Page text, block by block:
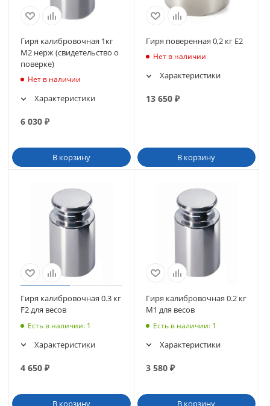
Гиря калибровочная 1кг
М2 нерж (свидетельство о
поверке)
Нет в наличии
Характеристики
6 030 ₽
В корзину
Гиря поверенная 0,2 кг E2
Нет в наличии
Характеристики
13 650₽
В корзину
Гиря калибровочная 0.3 кг
F2 для весов
Есть в наличии: 1
Характеристики
4 650 ₽
В корзину
Гиря калибровочная 0.2 кг
М1 для весов
Есть в наличии: 1
Характеристики
3 580₽
В корзину